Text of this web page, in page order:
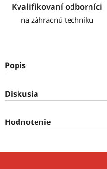
Kvalifikovaní odborníci
na záhradnú techniku
Popis
Diskusia
Hodnotenie